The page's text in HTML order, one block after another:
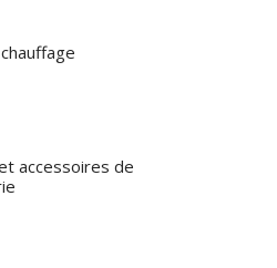
accessoires de